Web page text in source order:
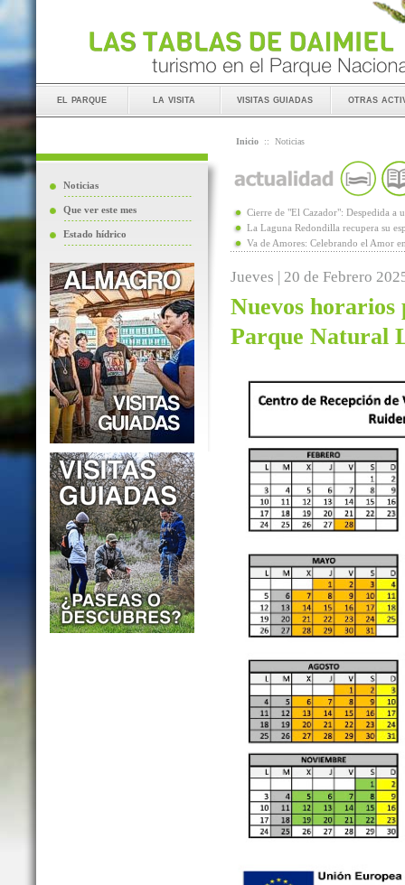
el parque la visita visitas guiadas otras
Noticias
Que ver este mes
Estado hídrico
Inicio :: Noticias
Cierre de "El Cazador": Despedida a
La Laguna Redondilla recupera su
Va de Amores: Celebrando el Amor
Jueves | 20 de Febrero
Nuevos horarios
Parque Natural